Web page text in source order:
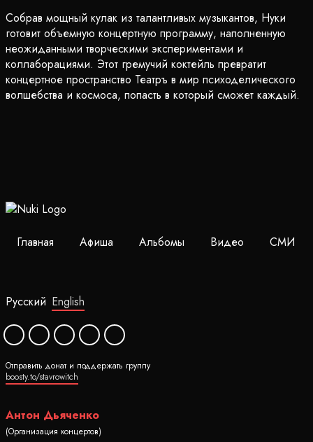
Собрав мощный кулак из талантливых музыкантов, Нуки
готовит объемную концертную программу, наполненную
неожиданными творческими экспериментами и
коллаборациями. Этот гремучий коктейль превратит
концертное пространство Театръ в мир психоделического
волшебства и космоса, попасть в который сможет каждый.
Главная Афиша Альбомы Видео СМИ
Русский English
Отправить донат и поддержать группу
boosty.to/stavrowitch
Антон Дьяченко
(Организация концертов)